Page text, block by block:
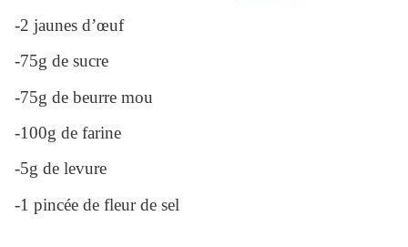
-2 jaunes d’œuf
-75g de sucre
-75g de beurre mou
-100g de farine
-5g de levure
-1 pincée de fleur de sel